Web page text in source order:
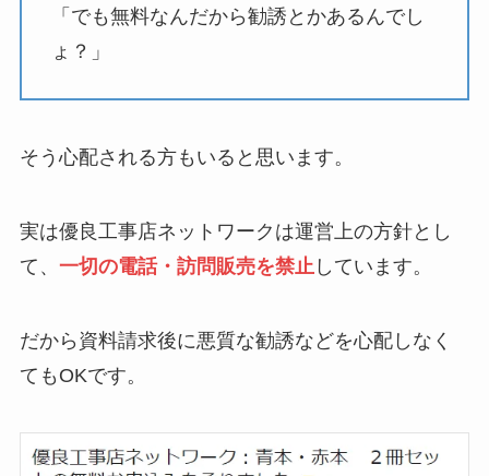
「でも無料なんだから勧誘とかあるんでし
ょ？」
そう心配される方もいると思います。
実は優良工事店ネットワークは運営上の方針とし
て、 一切の電話・訪問販売を禁止しています。
だから資料請求後に悪質な勧誘などを心配しなく
てもOKです。